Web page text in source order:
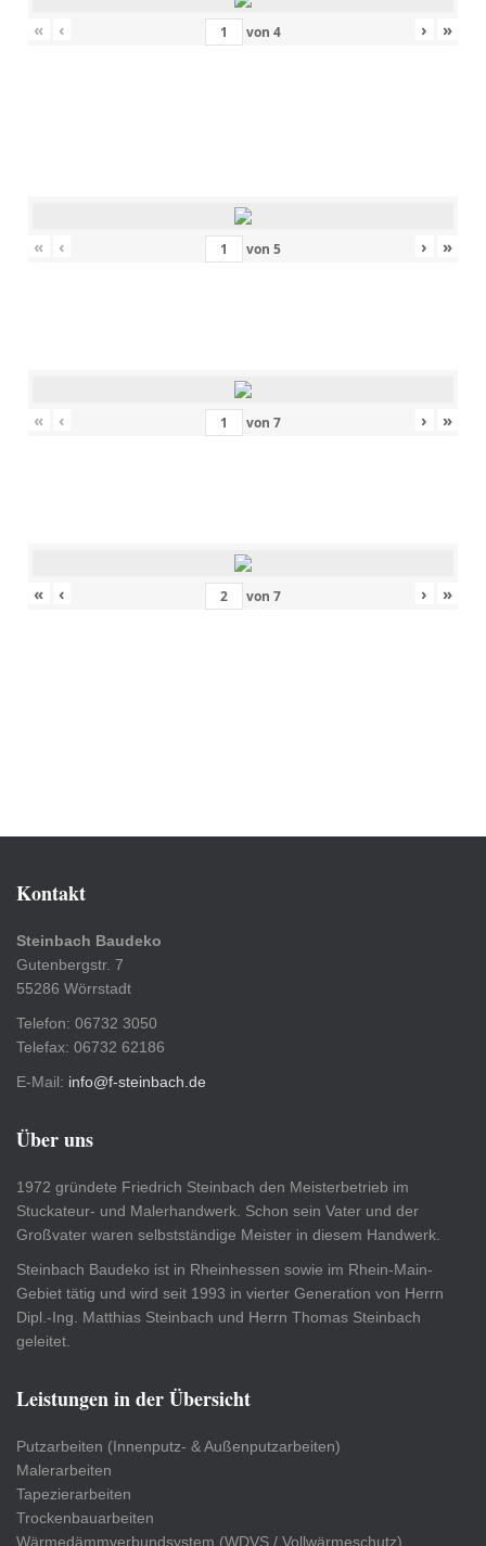
« ‹ von 4 › »
« ‹ von 5 › »
« ‹ von 7 › »
« ‹ von 7 › »
Kontakt
Steinbach Baudeko
Gutenbergstr. 7
55286 Wörrstadt
Telefon: 06732 3050
Telefax: 06732 62186
E-Mail: info@f-steinbach.de
Über uns
1972 gründete Friedrich Steinbach den Meisterbetrieb im
Stuckateur- und Malerhandwerk. Schon sein Vater und der
Großvater waren selbstständige Meister in diesem Handwerk.
Steinbach Baudeko ist in Rheinhessen sowie im Rhein-Main-
Gebiet tätig und wird seit 1993 in vierter Generation von Herrn
Dipl.-Ing. Matthias Steinbach und Herrn Thomas Steinbach
geleitet.
Leistungen in der Übersicht
Putzarbeiten (Innenputz- & Außenputzarbeiten)
Malerarbeiten
Tapezierarbeiten
Trockenbauarbeiten
Wärmedämmverbundsystem (WDVS / Vollwärmeschutz)